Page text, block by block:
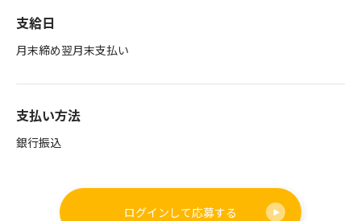
支給日
月末締め翌月末支払い
支払い方法
銀行振込
ログインして応募する